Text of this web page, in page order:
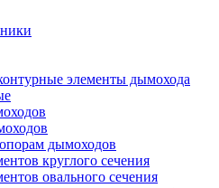
элементы дымохода
дымоходов
круглого сечения
овального сечения